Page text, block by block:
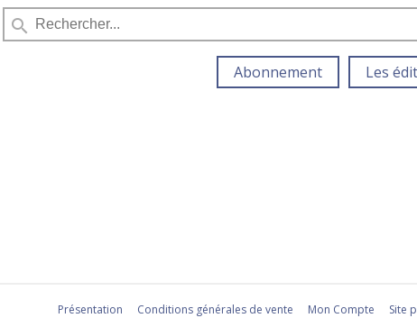
search
Abonnement Les
Présentation Conditions générales de vente Mon Compte Site